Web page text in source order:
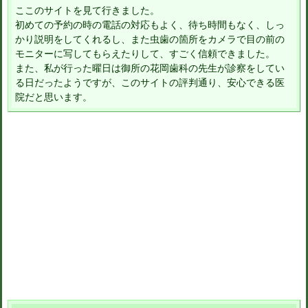
ここのサイトを見て行きました。
初めての予約の時の電話の対応もよく、待ち時間もなく、しっ
かり説明をしてくれるし、また虫歯の箇所をカメラで目の前の
モニターに写してもらえたりして、すごく信頼できました。
また、私が行った曜日は御所の花岡歯科の先生が診察をしてい
る日だったようですが、このサイトの評判通り、安心できる医
院だと思います。